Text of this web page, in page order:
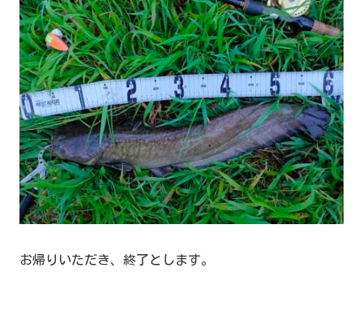
お帰りいただき、終了とします。